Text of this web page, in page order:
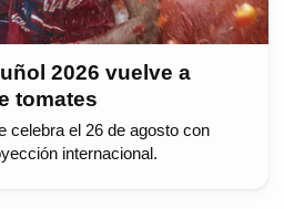
2026 vuelve a
tomates
celebra el 26 de agosto con
internacional.